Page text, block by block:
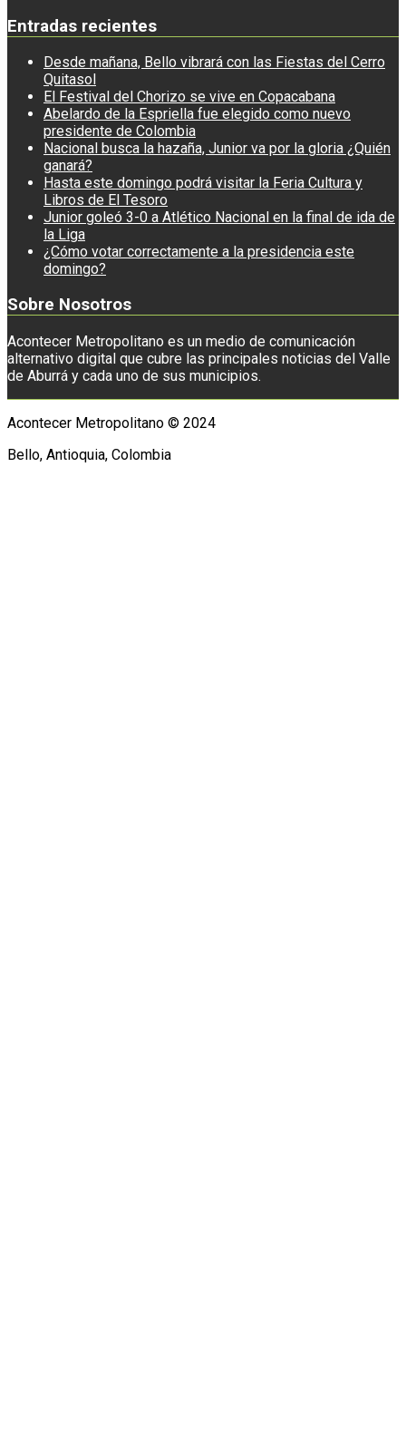
Entradas recientes
Desde mañana, Bello vibrará con las Fiestas del Cerro
Quitasol
El Festival del Chorizo se vive en Copacabana
Abelardo de la Espriella fue elegido como nuevo
presidente de Colombia
Nacional busca la hazaña, Junior va por la gloria ¿Quién
ganará?
Hasta este domingo podrá visitar la Feria Cultura y
Libros de El Tesoro
Junior goleó 3-0 a Atlético Nacional en la final de ida de
la Liga
¿Cómo votar correctamente a la presidencia este
domingo?
Sobre Nosotros
Acontecer Metropolitano es un medio de comunicación
alternativo digital que cubre las principales noticias del Valle
de Aburrá y cada uno de sus municipios.
Acontecer Metropolitano © 2024
Bello, Antioquia, Colombia